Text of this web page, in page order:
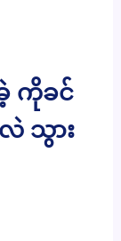
ကိုခင်
သွား